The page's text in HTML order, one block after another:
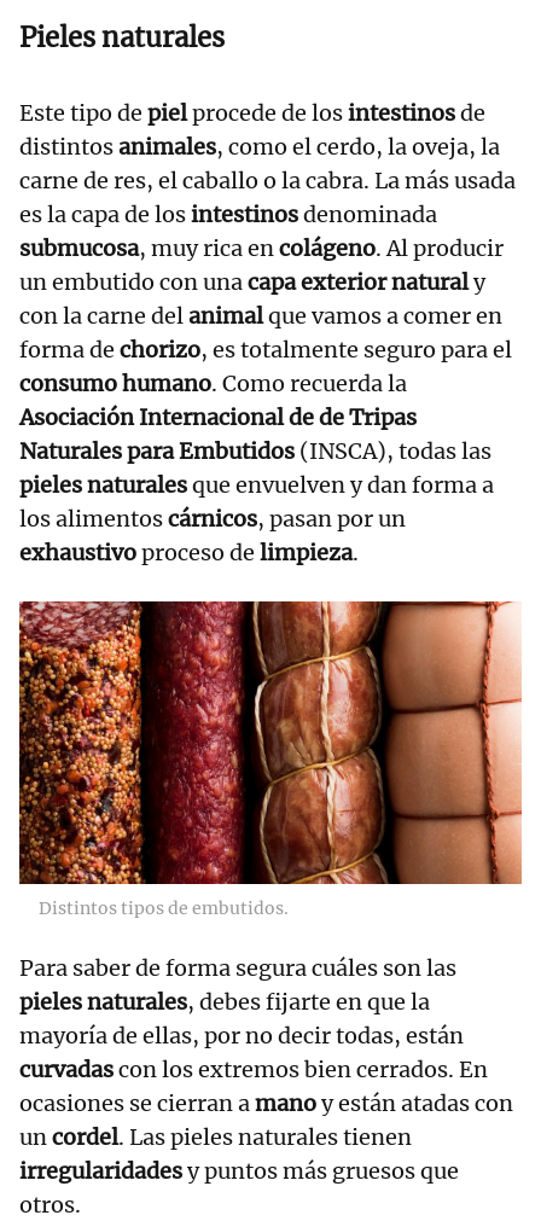
Pieles naturales
Este tipo de pielprocede de losintestinosde
distintosanimales, como el cerdo, la oveja, la
carne de res, el caballo o la cabra. La más usada
es la capa de losintestinosdenominada
submucosa, muy rica encolágeno. Al producir
un embutido con unacapa exterior naturaly
con la carne delanimalque vamos a comer en
forma de chorizo, es totalmente seguro para el
consumo humano. Como recuerda la
Asociación Internacional de de Tripas
Naturales para Embutidos (INSCA), todas las
pieles naturalesque envuelven y dan forma a
los alimentoscárnicos, pasan por un
exhaustivoproceso de limpieza.
Distintos tipos de embutidos.
Para saber de forma segura cuáles son las
pieles naturales, debes fijarte en que la
mayoría de ellas, por no decir todas, están
curvadascon los extremos bien cerrados. En
ocasiones se cierran amanoy están atadas con
uncordel. Las pieles naturales tienen
irregularidadesy puntos más gruesos que
otros.